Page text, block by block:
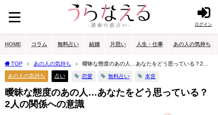
ログイン
HOME コラム 無料占い 結婚 片思い 人生・仕事 あの人の気持ち
TOP あの人の気持ち
曖昧な態度のあの人…あなたをどう思っている？2人
の関係への意識
あの人の気持ち 占い 恋愛 無料占い 本音
曖昧な態度のあの人…あなたをどう思っている？
2人の関係への意識